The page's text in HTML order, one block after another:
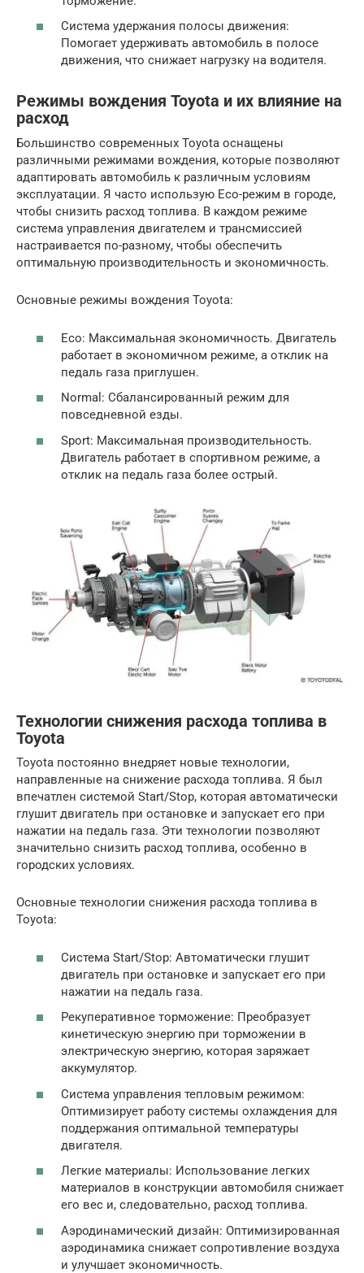
Система удержания полосы движения:
Помогает удерживать автомобиль в полосе
движения, что снижает нагрузку на водителя.
Режимы вождения Toyota и их влияние на
расход
Большинство современных Toyota оснащены
различными режимами вождения, которые позволяют
адаптировать автомобиль к различным условиям
эксплуатации. Я часто использую Eco-режим в городе,
чтобы снизить расход топлива. В каждом режиме
система управления двигателем и трансмиссией
настраивается по-разному, чтобы обеспечить
оптимальную производительность и экономичность.
Основные режимы вождения Toyota:
Eco: Максимальная экономичность. Двигатель
работает в экономичном режиме, а отклик на
педаль газа приглушен.
Normal: Сбалансированный режим для
повседневной езды.
Sport: Максимальная производительность.
Двигатель работает в спортивном режиме, а
отклик на педаль газа более острый.
Технологии снижения расхода топлива в
Toyota
Toyota постоянно внедряет новые технологии,
направленные на снижение расхода топлива. Я был
впечатлен системой Start/Stop, которая автоматически
глушит двигатель при остановке и запускает его при
нажатии на педаль газа. Эти технологии позволяют
значительно снизить расход топлива, особенно в
городских условиях.
Основные технологии снижения расхода топлива в
Toyota:
Система Start/Stop: Автоматически глушит
двигатель при остановке и запускает его при
нажатии на педаль газа.
Рекуперативное торможение: Преобразует
кинетическую энергию при торможении в
электрическую энергию, которая заряжает
аккумулятор.
Система управления тепловым режимом:
Оптимизирует работу системы охлаждения для
поддержания оптимальной температуры
двигателя.
Легкие материалы: Использование легких
материалов в конструкции автомобиля снижает
его вес и, следовательно, расход топлива.
Аэродинамический дизайн: Оптимизированная
аэродинамика снижает сопротивление воздуха
и улучшает экономичность.